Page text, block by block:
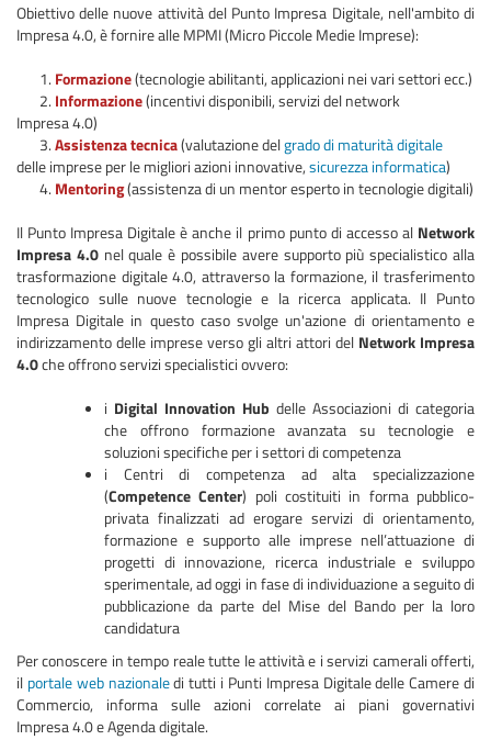
Obiettivo delle nuove attività del Punto Impresa Digitale, nell'ambito di
Impresa 4.0, è fornire alle MPMI (Micro Piccole Medie Imprese):
1. Formazione(tecnologie abilitanti, applicazioni nei vari settori ecc.)
2. Informazione(incentivi disponibili, servizi del network
Impresa 4.0)
3.Assistenza tecnica(valutazione delgrado di maturità digitale
delle imprese per le migliori azioni innovative,sicurezza informatica)
4. Mentoring(assistenza di un mentor esperto in tecnologie digitali)
Il Punto Impresa Digitale è anche il primo punto di accesso al Network
Impresa 4.0nel quale è possibile avere supporto più specialistico alla
trasformazione digitale 4.0, attraverso la formazione, il trasferimento
tecnologico sulle nuove tecnologie e la ricerca applicata. Il Punto
Impresa Digitale in questo caso svolge un'azione di orientamento e
indirizzamento delle imprese verso gli altri attori del Network Impresa
4.0che offrono servizi specialistici ovvero:
i Digital Innovation Hub delle Associazioni di categoria
che offrono formazione avanzata su tecnologie e
soluzioni specifiche per i settori di competenza
i Centri di competenza ad alta specializzazione
(Competence Center) poli costituiti in forma pubblico-
privata finalizzati ad erogare servizi di orientamento,
formazione e supporto alle imprese nell’attuazione di
progetti di innovazione, ricerca industriale e sviluppo
sperimentale, ad oggi in fase di individuazione a seguito di
pubblicazione da parte del Mise del Bando per la loro
candidatura
Per conoscere in tempo reale tutte le attività e i servizi camerali offerti,
il portale web nazionaledi tutti i Punti Impresa Digitale delle Camere di
Commercio, informa sulle azioni correlate ai piani governativi
Impresa 4.0 e Agenda digitale.